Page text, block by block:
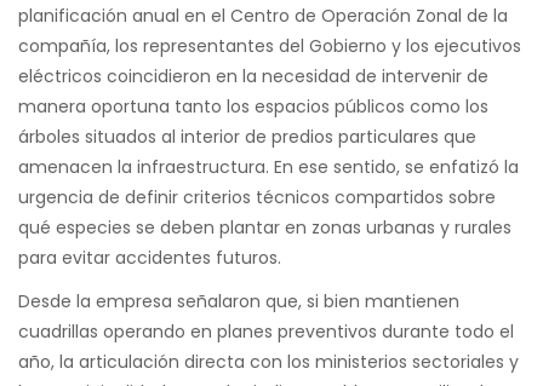
planificación anual en el Centro de Operación Zonal de la
compañía, los representantes del Gobierno y los ejecutivos
eléctricos coincidieron en la necesidad de intervenir de
manera oportuna tanto los espacios públicos como los
árboles situados al interior de predios particulares que
amenacen la infraestructura. En ese sentido, se enfatizó la
urgencia de definir criterios técnicos compartidos sobre
qué especies se deben plantar en zonas urbanas y rurales
para evitar accidentes futuros.
Desde la empresa señalaron que, si bien mantienen
cuadrillas operando en planes preventivos durante todo el
año, la articulación directa con los ministerios sectoriales y